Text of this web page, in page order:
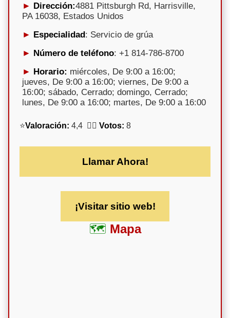
Dirección:4881 Pittsburgh Rd, Harrisville,
PA 16038, Estados Unidos
Especialidad: Servicio de grúa
Número de teléfono: +1 814-786-8700
Horario: miércoles, De 9:00 a 16:00;
jueves, De 9:00 a 16:00; viernes, De 9:00 a
16:00; sábado, Cerrado; domingo, Cerrado;
lunes, De 9:00 a 16:00; martes, De 9:00 a 16:00
⭐Valoración: 4,4 🕵️‍♀️ Votos: 8
Llamar Ahora!
¡Visitar sitio web!
Mapa